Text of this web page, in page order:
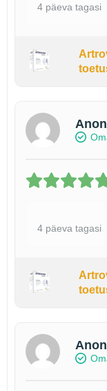
4 päeva tagasi
4 päeva tagasi